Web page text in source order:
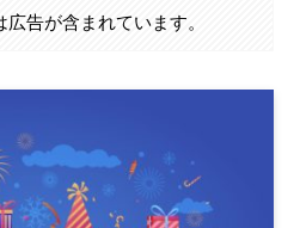
告が含まれています。